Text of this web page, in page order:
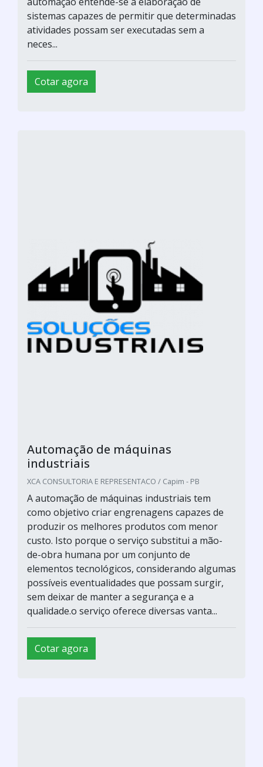
sistemas capazes de permitir que determinadas
atividades possam ser executadas sem a
neces...
Cotar agora
Automação de máquinas
industriais
XCA CONSULTORIA E REPRESENTACO / Capim - PB
A automação de máquinas industriais tem
como objetivo criar engrenagens capazes de
produzir os melhores produtos com menor
custo. Isto porque o serviço substitui a mão-
de-obra humana por um conjunto de
elementos tecnológicos, considerando algumas
possíveis eventualidades que possam surgir,
sem deixar de manter a segurança e a
qualidade.o serviço oferece diversas vanta...
Cotar agora